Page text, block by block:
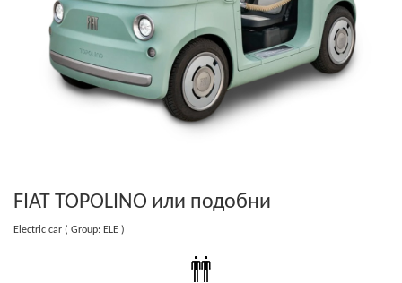
FIAT TOPOLINO или подобни
Electric car ( Group: ELE )